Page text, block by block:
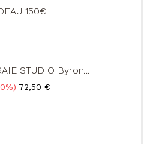
150€
STUDIO Byron...
Prix
72,50 €